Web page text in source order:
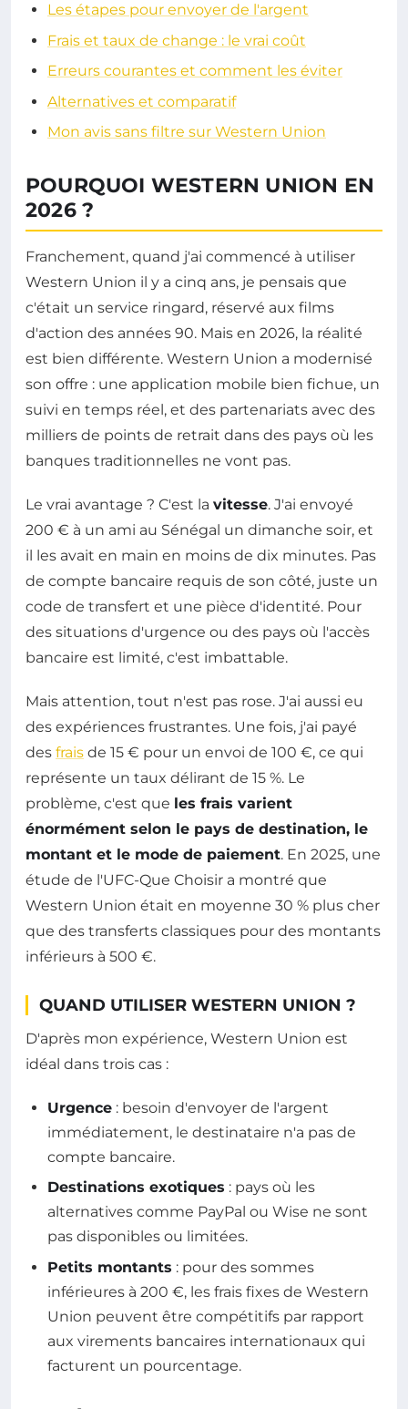
Les étapes pour envoyer de l'argent
Frais et taux de change : le vrai coût
Erreurs courantes et comment les éviter
Alternatives et comparatif
Mon avis sans filtre sur Western Union
POURQUOI WESTERN UNION EN
2026 ?
Franchement, quand j'ai commencé à utiliser
Western Union il y a cinq ans, je pensais que
c'était un service ringard, réservé aux films
d'action des années 90. Mais en 2026, la réalité
est bien différente. Western Union a modernisé
son offre : une application mobile bien fichue, un
suivi en temps réel, et des partenariats avec des
milliers de points de retrait dans des pays où les
banques traditionnelles ne vont pas.
Le vrai avantage ? C'est la vitesse. J'ai envoyé
200 € à un ami au Sénégal un dimanche soir, et
il les avait en main en moins de dix minutes. Pas
de compte bancaire requis de son côté, juste un
code de transfert et une pièce d'identité. Pour
des situations d'urgence ou des pays où l'accès
bancaire est limité, c'est imbattable.
Mais attention, tout n'est pas rose. J'ai aussi eu
des expériences frustrantes. Une fois, j'ai payé
des frais de 15 € pour un envoi de 100 €, ce qui
représente un taux délirant de 15 %. Le
problème, c'est que les frais varient
énormément selon le pays de destination, le
montant et le mode de paiement. En 2025, une
étude de l'UFC-Que Choisir a montré que
Western Union était en moyenne 30 % plus cher
que des transferts classiques pour des montants
inférieurs à 500 €.
QUAND UTILISER WESTERN UNION ?
D'après mon expérience, Western Union est
idéal dans trois cas :
Urgence : besoin d'envoyer de l'argent
immédiatement, le destinataire n'a pas de
compte bancaire.
Destinations exotiques : pays où les
alternatives comme PayPal ou Wise ne sont
pas disponibles ou limitées.
Petits montants : pour des sommes
inférieures à 200 €, les frais fixes de Western
Union peuvent être compétitifs par rapport
aux virements bancaires internationaux qui
facturent un pourcentage.